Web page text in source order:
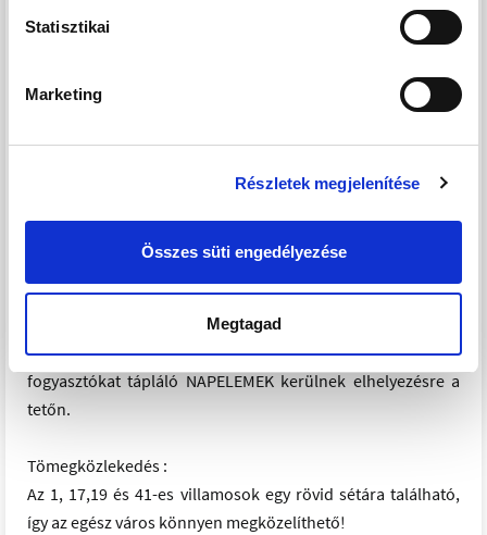
Statisztikai
Marketing
Részletek megjelenítése
Összes süti engedélyezése
Megtagad
- kiváló tömegközlekedés, az Árpád-híd és a Margit-híd
- extra alacsony rezsi költség és környezettudatosság
- Silka tűz és hanggátló tégla, itt a privátszféra biztosított, a
szomszédból nem szűrődnek át a kellemetlen hangok!
- kőzetgyapot hőszigetelés és 3 rétegű üvegezéssel ellátott
nyílászárók- az alacsony rezsi jegyében!
- a közösköltség minimalizálása céljából, a közösségi
fogyasztókat tápláló NAPELEMEK kerülnek elhelyezésre a
tetőn.
Tömegközlekedés :
Az 1, 17,19 és 41-es villamosok egy rövid sétára található,
így az egész város könnyen megközelíthető!